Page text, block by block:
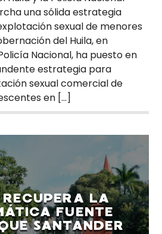
una sólida estrategia
sexual de menores
del Huila, en
Nacional, ha puesto en
estrategia para
sexual comercial de
en […]
LA
FUENTE
SANTANDER